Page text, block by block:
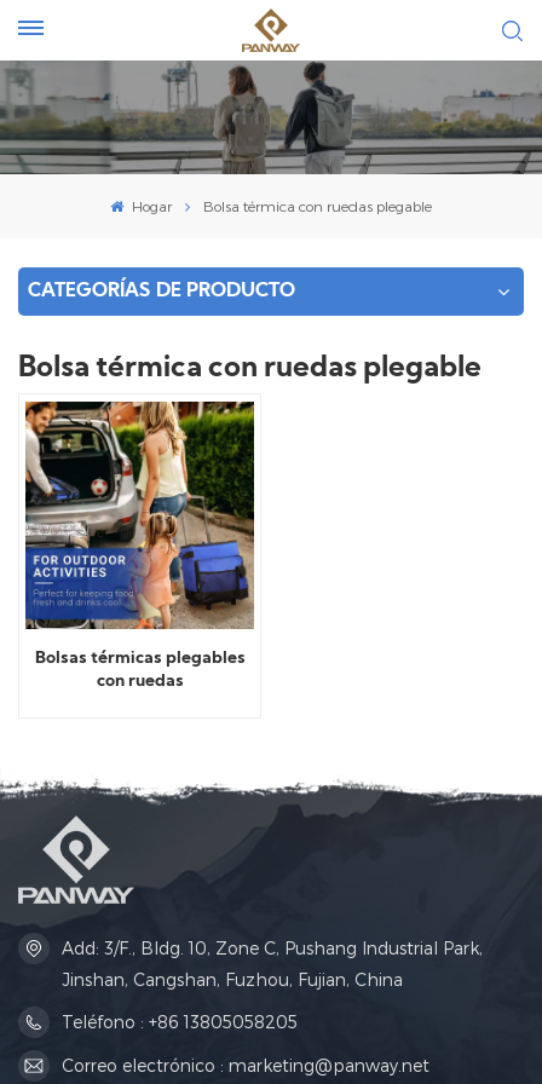
Hogar Bolsa térmica con ruedas plegable
CATEGORÍAS DE PRODUCTO
Bolsa térmica con ruedas plegable
Bolsas térmicas plegables
con ruedas
Add: 3/F., Bldg. 10, Zone C, Pushang Industrial Park,
Jinshan, Cangshan, Fuzhou, Fujian, China
Teléfono : +86 13805058205
Correo electrónico : marketing@panway.net